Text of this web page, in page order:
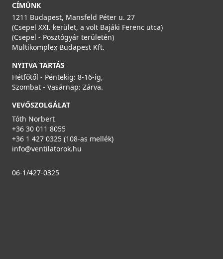
CÍMÜNK
1211 Budapest, Mansfeld Péter u. 27
(Csepel XXI. kerület, a volt Bajáki Ferenc utca)
(Csepel - Posztógyár területén)
Multikomplex Budapest Kft.
NYITVA TARTÁS
Hétfőtől - Péntekig: 8-16-ig,
Szombat - Vasárnap: Zárva.
VEVŐSZOLGÁLAT
Tóth Norbert
+36 30 011 8055
+36 1 427 0325 (108-as mellék)
info@ventilatorok.hu
06-1/427-0325